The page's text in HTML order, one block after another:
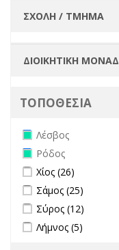
ΤΟΠΟΘΕΣΙΑ
Remove Λέσβος filter
Λέσβος
Remove Ρόδος filter
Ρόδος
Apply Χίος filter
Χίος (26)
Apply Σάμος filter
Σάμος (25)
Apply Σύρος filter
Σύρος (12)
Apply Λήμνος filter
Λήμνος (5)